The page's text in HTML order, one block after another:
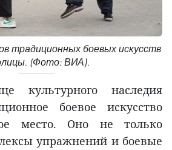
традиционных боевых искусств
(Фото: ВИА).
культурного наследия
боевое искусство
место. Оно не только
упражнений и боевые